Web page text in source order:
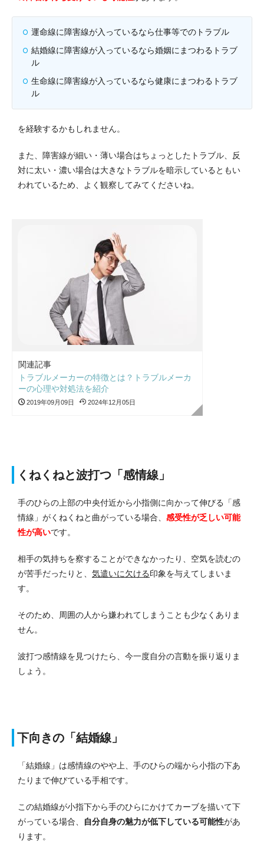
運命線に障害線が入っているなら仕事等でのトラブル
結婚線に障害線が入っているなら婚姻にまつわるトラブ
ル
生命線に障害線が入っているなら健康にまつわるトラブ
ル
を経験するかもしれません。
また、障害線が細い・薄い場合はちょっとしたトラブル、反
対に太い・濃い場合は大きなトラブルを暗示しているともい
われているため、よく観察してみてくださいね。
関連記事
トラブルメーカーの特徴とは？トラブルメーカ
ーの心理や対処法を紹介
2019年09月09日 2024年12月05日
くねくねと波打つ「感情線」
手のひらの上部の中央付近から小指側に向かって伸びる「感
情線」がくねくねと曲がっている場合、 感受性が乏しい可能
性が高いです。
相手の気持ちを察することができなかったり、空気を読むの
が苦手だったりと、 気遣いに欠ける印象を与えてしまいま
す。
そのため、周囲の人から嫌われてしまうことも少なくありま
せん。
波打つ感情線を見つけたら、今一度自分の言動を振り返りま
しょう。
下向きの「結婚線」
「結婚線」は感情線のやや上、手のひらの端から小指の下あ
たりまで伸びている手相です。
この結婚線が小指下から手のひらにかけてカーブを描いて下
がっている場合、
自分自身の魅力が低下している可能性があ
ります。